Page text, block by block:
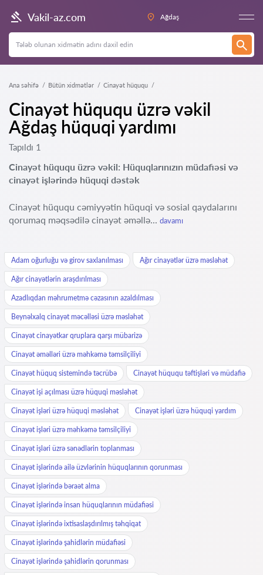
Vakil-az.com Ağdaş
Ana səhifə Bütün xidmətlər Cinayət hüququ
Cinayət hüququ üzrə vəkil
Ağdaş hüquqi yardımı
Tapıldı 1
Cinayət hüququ üzrə vəkil: Hüquqlarınızın müdafiəsi və
cinayət işlərində hüquqi dəstək
Cinayət hüququ cəmiyyətin hüquqi və sosial qaydalarını
qorumaq məqsədilə cinayət əməllə... davamı
Adam oğurluğu və girov saxlanılması Ağır cinayətlər üzrə məsləhət
Ağır cinayətlərin araşdırılması
Azadlıqdan məhrumetmə cəzasının azaldılması
Beynəlxalq cinayət məcəlləsi üzrə məsləhət
Cinayət cinayətkar qruplara qarşı mübarizə
Cinayət əməlləri üzrə məhkəmə təmsilçiliyi
Cinayət hüquq sistemində təcrübə Cinayət hüququ təftişləri və müdafiə
Cinayət işi açılması üzrə hüquqi məsləhət
Cinayət işləri üzrə hüquqi məsləhət Cinayət işləri üzrə hüquqi yardım
Cinayət işləri üzrə məhkəmə təmsilçiliyi
Cinayət işləri üzrə sənədlərin toplanması
Cinayət işlərində ailə üzvlərinin hüquqlarının qorunması
Cinayət işlərində bəraət alma
Cinayət işlərində insan hüquqlarının müdafiəsi
Cinayət işlərində ixtisaslaşdırılmış təhqiqat
Cinayət işlərində şahidlərin müdafiəsi
Cinayət işlərində şahidlərin qorunması